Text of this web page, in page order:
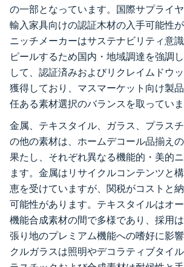
の一部となっています。国際サプライ
輸入家具向けの認証木材の入手可能性が
ニッチメーカーはサステナビリティ意
ピールするため国内・地域調達を強調
して、認証済みおよびリクレイムドウ
獲得しており、マスマーケット向け製
任ある素材選択のバランスを取っていま
金属、テキスタイル、ガラス、プラス
の他の素材は、ホームデコール品揃え
果たし、それぞれ異なる機能的・美的
ます。金属はリサイクルコンテンツと
恵を受けていますが、関税がコストと
可能性があります。テキスタイルはオ
機能合成素材の間で多様であり、採用
張り地のプレミアム機能への嗜好に影
クルガラスは照明やデコラティブタイ